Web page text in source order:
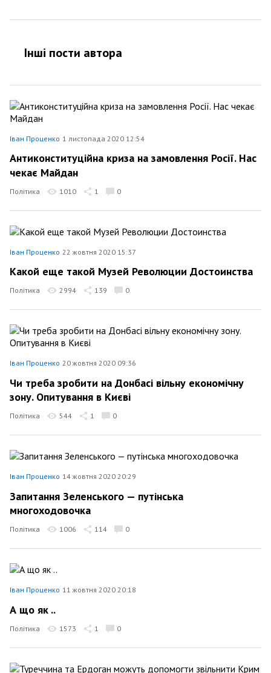
Інші пости автора
Іван Проценко 1 листопада 2020 12:54
Антиконституційна криза на замовлення Росії. Нас
чекає Майдан
Політика 1010 1 0
Іван Проценко 22 жовтня 2020 15:37
Какой еще такой Музей Революции Достоинства
Політика 2994 139 0
Іван Проценко 20 жовтня 2020 09:36
Чи треба зробити на Донбасі вільну економічну
зону. Опитування в Києві
Політика 544 1 0
Іван Проценко 14 жовтня 2020 20:29
Запитання Зеленського — путінська
многоходовочка
Політика 1006 114 0
Іван Проценко 11 жовтня 2020 20:18
А що як ..
Політика 1573 1 0